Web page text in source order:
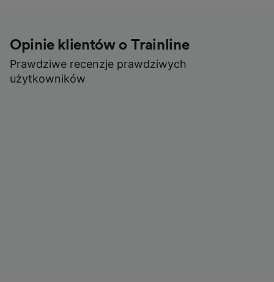
Opinie klientów o Trainline
Prawdziwe recenzje prawdziwych
użytkowników